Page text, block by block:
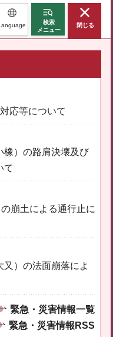
検索
メニュー
閉じる
応等について
橡）の路肩決壊及び
て
崩土による通行止に
）の法面崩落によ
緊急・災害情報一覧
緊急・災害情報RSS